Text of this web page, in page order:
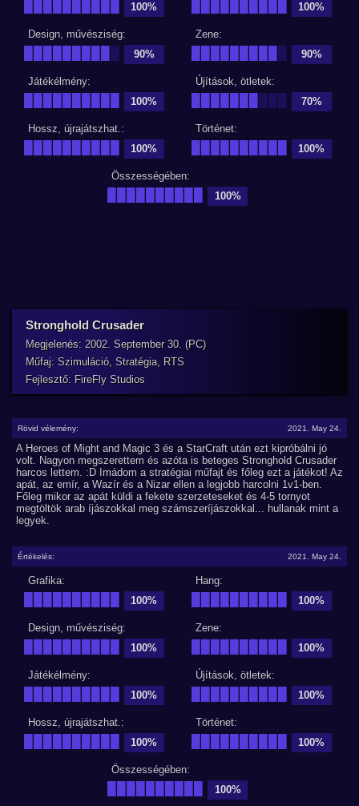
100% 100%
Design, művésziség:
90%
Zene:
90%
Játékélmény:
100%
Újítások, ötletek:
70%
Hossz, újrajátszhat.:
100%
Történet:
100%
Összességében:
100%
Stronghold Crusader
Megjelenés: 2002. September 30. (PC)
Műfaj: Szimuláció, Stratégia, RTS
Fejlesztő: FireFly Studios
Rövid vélemény: 2021. May 24.
A Heroes of Might and Magic 3 és a StarCraft után ezt kipróbálni jó
volt. Nagyon megszerettem és azóta is beteges Stronghold Crusader
harcos lettem. :D Imádom a stratégiai műfajt és főleg ezt a játékot! Az
apát, az emír, a Wazír és a Nizar ellen a legjobb harcolni 1v1-ben.
Főleg mikor az apát küldi a fekete szerzeteseket és 4-5 tornyot
megtöltök arab íjászokkal meg számszeríjászokkal... hullanak mint a
legyek.
Értékelés: 2021. May 24.
Grafika:
100%
Hang:
100%
Design, művésziség:
100%
Zene:
100%
Játékélmény:
100%
Újítások, ötletek:
100%
Hossz, újrajátszhat.:
100%
Történet:
100%
Összességében:
100%